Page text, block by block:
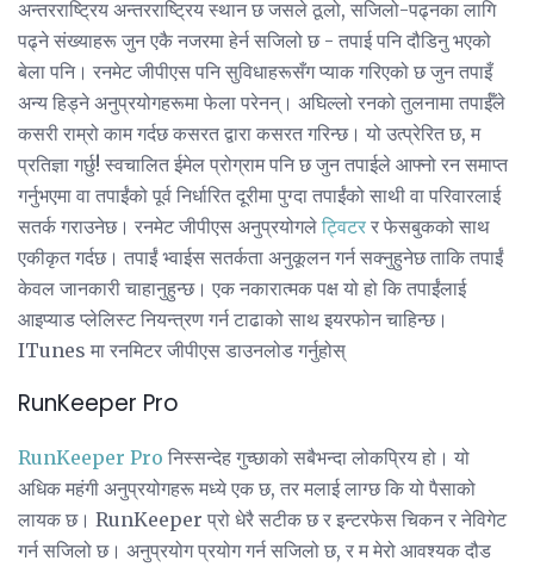
अन्तरराष्ट्रिय अन्तरराष्ट्रिय स्थान छ जसले ठूलो, सजिलो-पढ्नका लागि
पढ्ने संख्याहरू जुन एकै नजरमा हेर्न सजिलो छ - तपाई पनि दौडिनु भएको
बेला पनि। रनमेट जीपीएस पनि सुविधाहरूसँग प्याक गरिएको छ जुन तपाइँ
अन्य हिड्ने अनुप्रयोगहरूमा फेला परेनन्। अघिल्लो रनको तुलनामा तपाईँले
कसरी राम्रो काम गर्दछ कसरत द्वारा कसरत गरिन्छ। यो उत्प्रेरित छ, म
प्रतिज्ञा गर्छु! स्वचालित ईमेल प्रोग्राम पनि छ जुन तपाईले आफ्नो रन समाप्त
गर्नुभएमा वा तपाईंको पूर्व निर्धारित दूरीमा पुग्दा तपाईंको साथी वा परिवारलाई
सतर्क गराउनेछ। रनमेट जीपीएस अनुप्रयोगले ट्विटर र फेसबुकको साथ
एकीकृत गर्दछ। तपाईं भ्वाईस सतर्कता अनुकूलन गर्न सक्नुहुनेछ ताकि तपाईं
केवल जानकारी चाहानुहुन्छ। एक नकारात्मक पक्ष यो हो कि तपाईंलाई
आइप्याड प्लेलिस्ट नियन्त्रण गर्न टाढाको साथ इयरफोन चाहिन्छ।
ITunes मा रनमिटर जीपीएस डाउनलोड गर्नुहोस्
RunKeeper Pro
RunKeeper Pro निस्सन्देह गुच्छाको सबैभन्दा लोकप्रिय हो। यो
अधिक महंगी अनुप्रयोगहरू मध्ये एक छ, तर मलाई लाग्छ कि यो पैसाको
लायक छ। RunKeeper प्रो धेरै सटीक छ र इन्टरफेस चिकन र नेविगेट
गर्न सजिलो छ। अनुप्रयोग प्रयोग गर्न सजिलो छ, र म मेरो आवश्यक दौड